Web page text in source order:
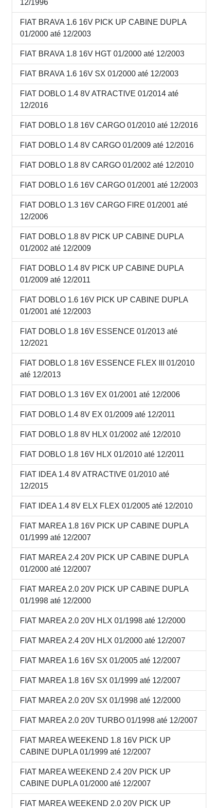
12/1996
FIAT BRAVA 1.6 16V PICK UP CABINE DUPLA
01/2000 até 12/2003
FIAT BRAVA 1.8 16V HGT 01/2000 até 12/2003
FIAT BRAVA 1.6 16V SX 01/2000 até 12/2003
FIAT DOBLO 1.4 8V ATRACTIVE 01/2014 até
12/2016
FIAT DOBLO 1.8 16V CARGO 01/2010 até 12/2016
FIAT DOBLO 1.4 8V CARGO 01/2009 até 12/2016
FIAT DOBLO 1.8 8V CARGO 01/2002 até 12/2010
FIAT DOBLO 1.6 16V CARGO 01/2001 até 12/2003
FIAT DOBLO 1.3 16V CARGO FIRE 01/2001 até
12/2006
FIAT DOBLO 1.8 8V PICK UP CABINE DUPLA
01/2002 até 12/2009
FIAT DOBLO 1.4 8V PICK UP CABINE DUPLA
01/2009 até 12/2011
FIAT DOBLO 1.6 16V PICK UP CABINE DUPLA
01/2001 até 12/2003
FIAT DOBLO 1.8 16V ESSENCE 01/2013 até
12/2021
FIAT DOBLO 1.8 16V ESSENCE FLEX III 01/2010
até 12/2013
FIAT DOBLO 1.3 16V EX 01/2001 até 12/2006
FIAT DOBLO 1.4 8V EX 01/2009 até 12/2011
FIAT DOBLO 1.8 8V HLX 01/2002 até 12/2010
FIAT DOBLO 1.8 16V HLX 01/2010 até 12/2011
FIAT IDEA 1.4 8V ATRACTIVE 01/2010 até
12/2015
FIAT IDEA 1.4 8V ELX FLEX 01/2005 até 12/2010
FIAT MAREA 1.8 16V PICK UP CABINE DUPLA
01/1999 até 12/2007
FIAT MAREA 2.4 20V PICK UP CABINE DUPLA
01/2000 até 12/2007
FIAT MAREA 2.0 20V PICK UP CABINE DUPLA
01/1998 até 12/2000
FIAT MAREA 2.0 20V HLX 01/1998 até 12/2000
FIAT MAREA 2.4 20V HLX 01/2000 até 12/2007
FIAT MAREA 1.6 16V SX 01/2005 até 12/2007
FIAT MAREA 1.8 16V SX 01/1999 até 12/2007
FIAT MAREA 2.0 20V SX 01/1998 até 12/2000
FIAT MAREA 2.0 20V TURBO 01/1998 até 12/2007
FIAT MAREA WEEKEND 1.8 16V PICK UP
CABINE DUPLA 01/1999 até 12/2007
FIAT MAREA WEEKEND 2.4 20V PICK UP
CABINE DUPLA 01/2000 até 12/2007
FIAT MAREA WEEKEND 2.0 20V PICK UP